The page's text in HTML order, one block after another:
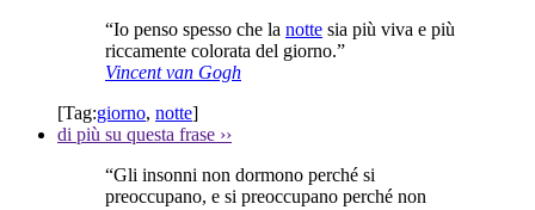
“Io penso spesso che la notte sia più viva e più
riccamente colorata del giorno.”
Vincent van Gogh
[Tag:giorno, notte]
di più su questa frase ››
“Gli insonni non dormono perché si
preoccupano, e si preoccupano perché non